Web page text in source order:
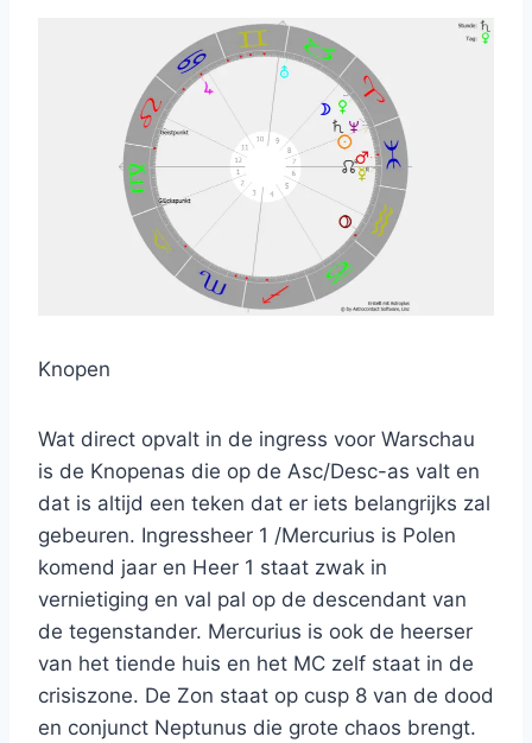
Knopen
Wat direct opvalt in de ingress voor Warschau
is de Knopenas die op de Asc/Desc-as valt en
dat is altijd een teken dat er iets belangrijks zal
gebeuren. Ingressheer 1 /Mercurius is Polen
komend jaar en Heer 1 staat zwak in
vernietiging en val pal op de descendant van
de tegenstander. Mercurius is ook de heerser
van het tiende huis en het MC zelf staat in de
crisiszone. De Zon staat op cusp 8 van de dood
en conjunct Neptunus die grote chaos brengt.